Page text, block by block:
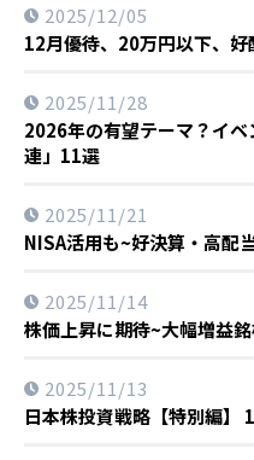
12月優待、20万円以下、
2025/12/05
2026年の有望テーマ？イ
連」11選
2025/11/28
NISA活用も~好決算・高配
2025/11/21
株価上昇に期待~大幅増益
2025/11/14
日本株投資戦略【特別編】
2025/11/13